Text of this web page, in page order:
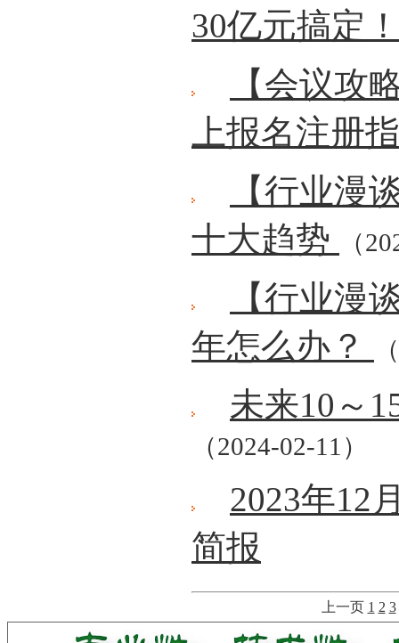
30亿元搞定
【会议攻
上报名注册
【行业漫
十大趋势
（
【行业漫
年怎么办？
未来10～
（2024-02-11）
2023年12
简报
上一页 1 2 3